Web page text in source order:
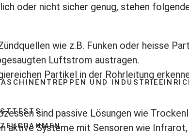
UND
oder nicht sicher genug, stehen
wie z.B. Funken oder heisse
Luftstrom austragen.
Partikel in der Rohrleitung
sind passive Lösungen wie
aktive Systeme mit Sensoren wie